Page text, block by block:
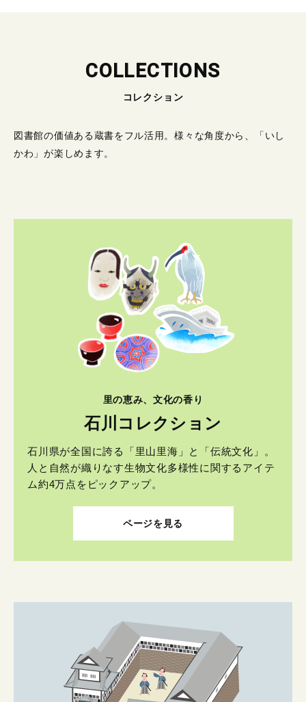
COLLECTIONS
コレクション
図書館の価値ある蔵書をフル活用。様々な角度から、「いし
かわ」が楽しめます。
里の恵み、文化の香り
石川コレクション
石川県が全国に誇る「里山里海」と「伝統文化」。
人と自然が織りなす生物文化多様性に関するアイテ
ム約4万点をピックアップ。
ページを見る